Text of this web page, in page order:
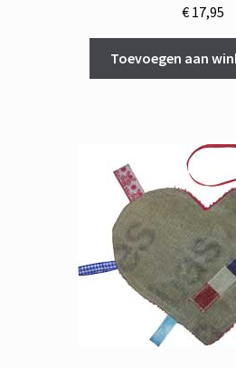
€17,95
Toevoegen aan